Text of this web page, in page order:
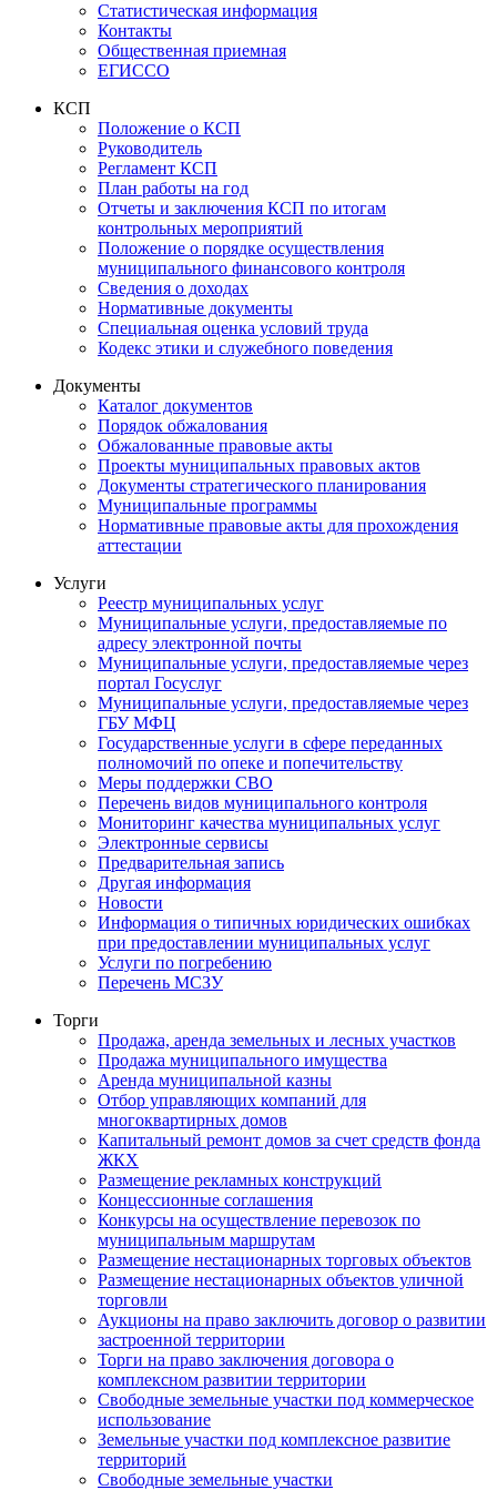
Статистическая информация
Контакты
Общественная приемная
ЕГИССО
КСП
Положение о КСП
Руководитель
Регламент КСП
План работы на год
Отчеты и заключения КСП по итогам
контрольных мероприятий
Положение о порядке осуществления
муниципального финансового контроля
Сведения о доходах
Нормативные документы
Специальная оценка условий труда
Кодекс этики и служебного поведения
Документы
Каталог документов
Порядок обжалования
Обжалованные правовые акты
Проекты муниципальных правовых актов
Документы стратегического планирования
Муниципальные программы
Нормативные правовые акты для прохождения
аттестации
Услуги
Реестр муниципальных услуг
Муниципальные услуги, предоставляемые по
адресу электронной почты
Муниципальные услуги, предоставляемые через
портал Госуслуг
Муниципальные услуги, предоставляемые через
ГБУ МФЦ
Государственные услуги в сфере переданных
полномочий по опеке и попечительству
Меры поддержки СВО
Перечень видов муниципального контроля
Мониторинг качества муниципальных услуг
Электронные сервисы
Предварительная запись
Другая информация
Новости
Информация о типичных юридических ошибках
при предоставлении муниципальных услуг
Услуги по погребению
Перечень МСЗУ
Торги
Продажа, аренда земельных и лесных участков
Продажа муниципального имущества
Аренда муниципальной казны
Отбор управляющих компаний для
многоквартирных домов
Капитальный ремонт домов за счет средств фонда
ЖКХ
Размещение рекламных конструкций
Концессионные соглашения
Конкурсы на осуществление перевозок по
муниципальным маршрутам
Размещение нестационарных торговых объектов
Размещение нестационарных объектов уличной
торговли
Аукционы на право заключить договор о развитии
застроенной территории
Торги на право заключения договора о
комплексном развитии территории
Свободные земельные участки под коммерческое
использование
Земельные участки под комплексное развитие
территорий
Свободные земельные участки